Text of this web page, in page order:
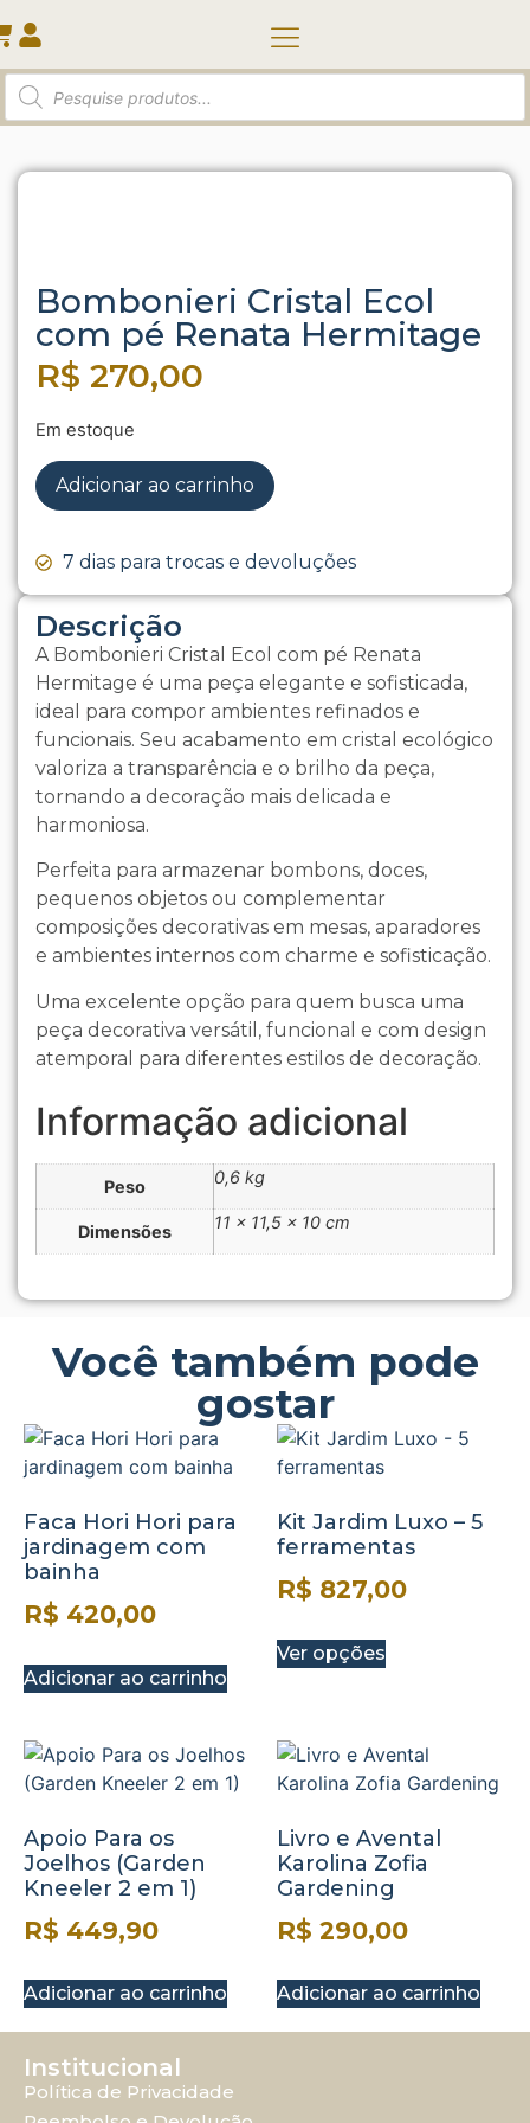
Início Taça | Pote | Diversos/ Bombonieri Cristal
Ecol com pé Renata Hermitage
Descrição
A Bombonieri Cristal Ecol com pé Renata
Hermitage é uma peça elegante e sofisticada,
ideal para compor ambientes refinados e
funcionais. Seu acabamento em cristal ecológico
valoriza a transparência e o brilho da peça,
tornando a decoração mais delicada e
harmoniosa.
Perfeita para armazenar bombons, doces,
pequenos objetos ou complementar
composições decorativas em mesas, aparadores
e ambientes internos com charme e sofisticação.
Uma excelente opção para quem busca uma
peça decorativa versátil, funcional e com design
atemporal para diferentes estilos de decoração.
Informação adicional
Peso 0,6 kg
Dimensões 11 × 11,5 × 10 cm
Bombonieri Cristal Ecol
com pé Renata Hermitage
R$ 270,00
Em estoque
Adicionar ao carrinho
7 dias para trocas e devoluções
Você também pode
gostar
Faca Hori Hori para
jardinagem com
bainha
R$ 420,00
Adicionar ao carrinho
Kit Jardim Luxo – 5
ferramentas
R$ 827,00
Ver opções
Apoio Para os
Joelhos (Garden
Kneeler 2 em 1)
R$ 449,90
Adicionar ao carrinho
Livro e Avental
Karolina Zofia
Gardening
R$ 290,00
Adicionar ao carrinho
Institucional
Política de Privacidade